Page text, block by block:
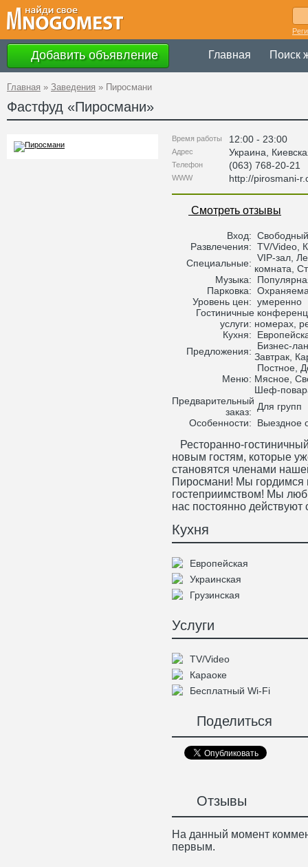
Добавить объявление Главная Поиск
Главная » Заведения » Пиросмани
Фастфуд «Пиросмани»
Время работы 12:00 - 23:00
Адрес Украина
Телефон (063) 768-20-21
WWW http://pirosmani-
Смотреть отзывы
Вход: Свободный
Развлечения: TV/Video,
Специальные: VIP-зал,
комната,
Музыка:
Парковка:
Уровень цен: умеренно
Гостиничные
услуги: номерах,
Кухня:
Предложения:
Бизнес-
Завтрак,
Меню:
Постное,
Мясное,
Шеф-
Предварительный
заказ:
Для групп
Особенности:
Выездное
Ресторанно-
новым гостям, которые
становятся членами
Пиросмани! Мы гордимся
гостеприимством! Мы
нас постоянно действуют
Кухня
Европейская
Украинская
Грузинская
Услуги
TV/Video
Караоке
Бесплатный Wi-Fi
Поделиться
Отзывы
На данный момент
первым.